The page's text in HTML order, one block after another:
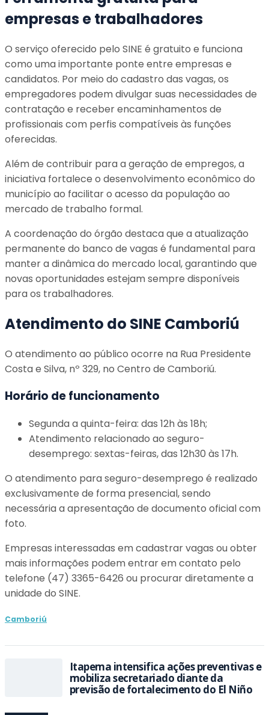
empresas e trabalhadores
O serviço oferecido pelo SINE é gratuito e funciona
como uma importante ponte entre empresas e
candidatos. Por meio do cadastro das vagas, os
empregadores podem divulgar suas necessidades de
contratação e receber encaminhamentos de
profissionais com perfis compatíveis às funções
oferecidas.
Além de contribuir para a geração de empregos, a
iniciativa fortalece o desenvolvimento econômico do
município ao facilitar o acesso da população ao
mercado de trabalho formal.
A coordenação do órgão destaca que a atualização
permanente do banco de vagas é fundamental para
manter a dinâmica do mercado local, garantindo que
novas oportunidades estejam sempre disponíveis
para os trabalhadores.
Atendimento do SINE Camboriú
O atendimento ao público ocorre na Rua Presidente
Costa e Silva, nº 329, no Centro de Camboriú.
Horário de funcionamento
Segunda a quinta-feira: das 12h às 18h;
Atendimento relacionado ao seguro-
desemprego: sextas-feiras, das 12h30 às 17h.
O atendimento para seguro-desemprego é realizado
exclusivamente de forma presencial, sendo
necessária a apresentação de documento oficial com
foto.
Empresas interessadas em cadastrar vagas ou obter
mais informações podem entrar em contato pelo
telefone (47) 3365-6426 ou procurar diretamente a
unidade do SINE.
Camboriú
Itapema intensifica ações preventivas e
mobiliza secretariado diante da
previsão de fortalecimento do El Niño